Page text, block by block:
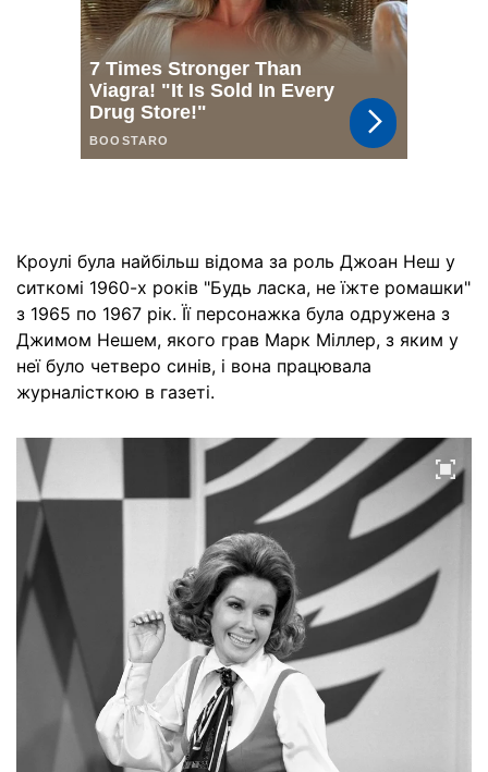
Кроулі була найбільш відома за роль Джоан Неш у
ситкомі 1960-х років "Будь ласка, не їжте ромашки"
з 1965 по 1967 рік. Її персонажка була одружена з
Джимом Нешем, якого грав Марк Міллер, з яким у
неї було четверо синів, і вона працювала
журналісткою в газеті.